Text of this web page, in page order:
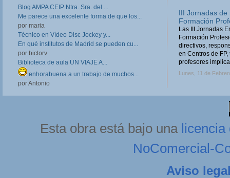
Blog AMPA CEIP Ntra. Sra. del ...
Me parece una excelente forma de que los...
por maria
Técnico en Vídeo Disc Jockey y...
En qué institutos de Madrid se pueden cu...
por bictorv
Biblioteca de aula UN VIAJE A...
enhorabuena a un trabajo de muchos...
por Antonio
III Jornadas
Formación
Las III Jornadas
Formación
directivos,
en Centros de
profesores
Lunes, 11 de
Esta obra está bajo una licencia
NoComercial-
Aviso